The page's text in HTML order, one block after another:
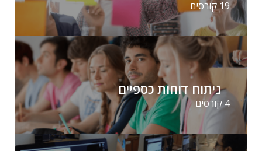
19 קורסים
ניתוח דוחות כספיים
4 קורסים